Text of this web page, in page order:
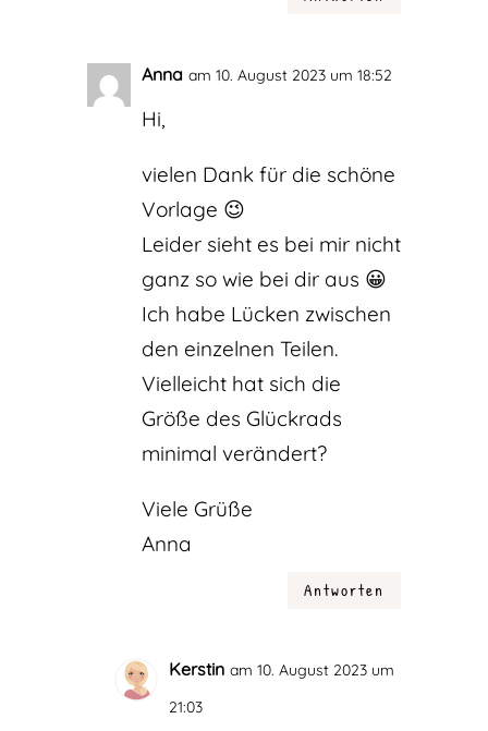
Anna am 10. August 2023 um 18:52
Hi,
vielen Dank für die schöne
Vorlage 😉
Leider sieht es bei mir nicht
ganz so wie bei dir aus 😀
Ich habe Lücken zwischen
den einzelnen Teilen.
Vielleicht hat sich die
Größe des Glückrads
minimal verändert?
Viele Grüße
Anna
Antworten
Kerstin am 10. August 2023 um
21:03